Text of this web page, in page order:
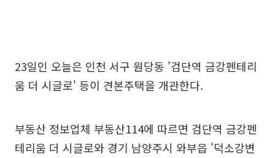
23일인 오늘은 인천 서구 원당동 '검단역 금강펜테리
움 더 시글로' 등이 견본주택을 개관한다.
부동산 정보업체 부동산114에 따르면 검단역 금강펜
테리움 더 시글로와 경기 남양주시 와부읍 '덕소강변